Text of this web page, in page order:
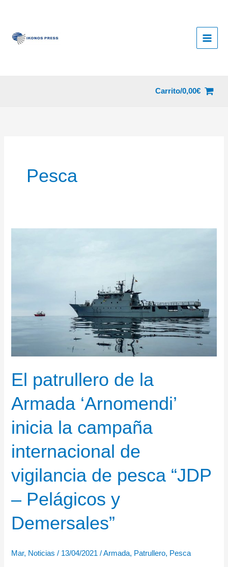
contenido
Carrito/0,00€
Pesca
El patrullero de la
Armada ‘Arnomendi’
inicia la campaña
internacional de
vigilancia de pesca “JDP
– Pelágicos y
Demersales”
Mar, Noticias / 13/04/2021/Armada, Patrullero, Pesca